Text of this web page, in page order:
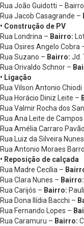
Rua João Guidotti –
Rua Jacob Casagrande –
• Construção de PV
Rua Londrina – Bairro:
Rua Osires Angelo Cobra
Rua Suzano – Bairro: Jd.
Rua Orivaldo Schnor –
• Ligação
Rua Vilson Antonio Chiodi
Rua Horácio Diniz Leite –
Rua Valmir Rocha dos
Rua Ana Leite de
Rua Amélia Carraro
Rua Luiz da Silveira
Rua Antonio Moraes
• Reposição de calçada
Rua Madre Cecília –
Rua Clara Nunes – Bairro:
Rua Carijós – Bairro:
Rua Dona Ilídia Bacchi –
Rua Fernando Lopes –
Rua Caramuru – Bairro: